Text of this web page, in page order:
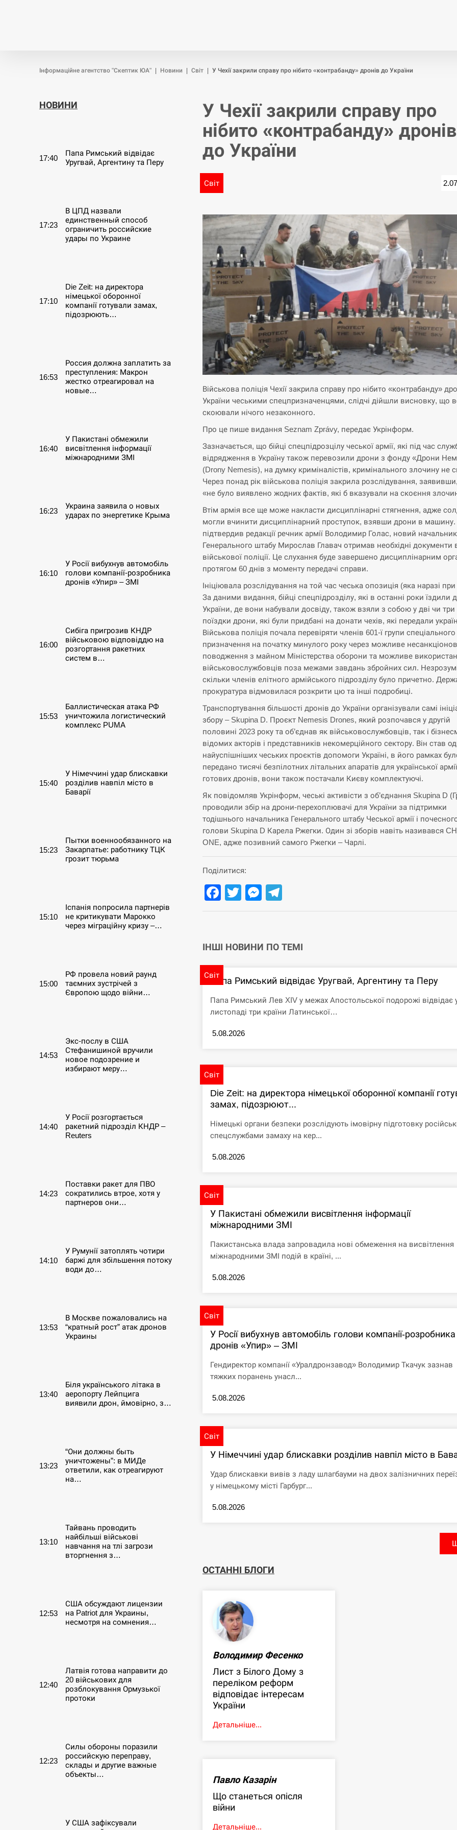
Інформаційне агентство "Скептик ЮА" Новини Світ У Чехії закрили справу про нібито «контрабанду» дронів до України
НОВИНИ
17:40
Папа Римський відвідає
Уругвай, Аргентину та Перу
17:23
В ЦПД назвали
единственный способ
ограничить российские
удары по Украине
17:10
Die Zeit: на директора
німецької оборонної
компанії готували замах,
підозрюють…
16:53
Россия должна заплатить за
преступления: Макрон
жестко отреагировал на
новые…
16:40
У Пакистані обмежили
висвітлення інформації
міжнародними ЗМІ
16:23
Украина заявила о новых
ударах по энергетике Крыма
16:10
У Росії вибухнув автомобіль
голови компанії-розробника
дронів «Упир» – ЗМІ
16:00
Сибіга пригрозив КНДР
військовою відповіддю на
розгортання ракетних
систем в…
15:53
Баллистическая атака РФ
уничтожила логистический
комплекс PUMA
15:40
У Німеччині удар блискавки
розділив навпіл місто в
Баварії
15:23
Пытки военнообязанного на
Закарпатье: работнику ТЦК
грозит тюрьма
15:10
Іспанія попросила партнерів
не критикувати Марокко
через міграційну кризу –…
15:00
РФ провела новий раунд
таємних зустрічей з
Європою щодо війни…
14:53
Экс-послу в США
Стефанишиной вручили
новое подозрение и
избирают меру…
14:40
У Росії розгортається
ракетний підрозділ КНДР –
Reuters
14:23
Поставки ракет для ПВО
сократились втрое, хотя у
партнеров они…
14:10
У Румунії затоплять чотири
баржі для збільшення потоку
води до…
13:53
В Москве пожаловались на
“кратный рост” атак дронов
Украины
13:40
Біля українського літака в
аеропорту Лейпцига
виявили дрон, ймовірно, з…
13:23
“Они должны быть
уничтожены”: в МИДе
ответили, как отреагируют
на…
13:10
Тайвань проводить
найбільші військові
навчання на тлі загрози
вторгнення з…
12:53
США обсуждают лицензии
на Patriot для Украины,
несмотря на сомнения…
12:40
Латвія готова направити до
20 військових для
розблокування Ормузької
протоки
12:23
Силы обороны поразили
российскую переправу,
склады и другие важные
объекты…
У США зафіксували
У Чехії закрили справу про
нібито «контрабанду» дронів
до України
Світ
Військова поліція Чехії закрила справу про нібито «контрабанду»
України чеськими спецпризначенцями, слідчі дійшли висновку, що
скоювали нічого незаконного.
Про це пише видання Seznam Zprávy, передає Укрінформ.
Зазначається, що бійці спецпідрозцілу чеської армії, які під час
відрядження в Україну також перевозили дрони з фонду «Дрони
(Drony Nemesis), на думку криміналістів, кримінального злочину не
Через понад рік військова поліція закрила розслідування,
«не було виявлено жодних фактів, які б вказували на скоєння
Втім армія все ще може накласти дисциплінарні стягнення, адже
могли вчинити дисциплінарний проступок, взявши дрони в
підтвердив редакції речник армії Володимир Голас, новий начальник
Генерального штабу Мирослав Главач отримав необхідні документи
військової поліції. Це слухання буде завершено дисциплінарним
протягом 60 днів з моменту передачі справи.
Ініціювала розслідування на той час чеська опозиція (яка наразі при
За даними видання, бійці спецпідрозділу, які в останні роки їздили
України, де вони набували досвіду, також взяли з собою у дві чи три
поїздки дрони, які були придбані на донати чехів, які передали
Військова поліція почала перевіряти членів 601-ї групи спеціального
призначення на початку минулого року через можливе
поводження з майном Міністерства оборони та можливе
військовослужбовців поза межами завдань збройних сил.
скільки членів елітного армійського підрозділу було причетно.
прокуратура відмовилася розкрити цю та інші подробиці.
Транспортування більшості дронів до України організували самі
збору – Skupina D. Проєкт Nemesis Drones, який розпочався у другій
половині 2023 року та об’єднав як військовослужбовців, так і
відомих акторів і представників некомерційного сектору. Він став
найуспішніших чеських проєктів допомоги Україні, в його рамках
передано тисячі безпілотних літальних апаратів для української
готових дронів, вони також постачали Києву комплектуючі.
Як повідомляв Укрінформ, чеські активісти з об’єднання Skupina D
проводили збір на дрони-перехоплювачі для України за підтримки
тодішнього начальника Генерального штабу Чеської армії і
голови Skupina D Карела Ржегки. Один зі зборів навіть називався
ONE, адже позивний самого Ржегки – Чарлі.
Поділитися:
Facebook
TwitterMessenger
ІНШІ НОВИНИ ПО ТЕМІ
Світ
Папа Римський відвідає Уругвай, Аргентину та Перу
Папа Римський Лев XIV у межах Апостольської подорожі відвідає
листопаді три країни Латинської…
5.08.2026
Світ
Die Zeit: на директора німецької оборонної компанії
замах, підозрюют...
Німецькі органи безпеки розслідують імовірну підготовку
спецслужбами замаху на кер...
5.08.2026
Світ
У Пакистані обмежили висвітлення інформації
міжнародними ЗМІ
Пакистанська влада запровадила нові обмеження на висвітлення
міжнародними ЗМІ подій в країні, ...
5.08.2026
Світ
У Росії вибухнув автомобіль голови компанії-розробника
дронів «Упир» – ЗМІ
Гендиректор компанії «Уралдронзавод» Володимир Ткачук зазнав
тяжких поранень унасл...
5.08.2026
Світ
У Німеччині удар блискавки розділив навпіл місто в
Удар блискавки вивів з ладу шлагбауми на двох залізничних
у німецькому місті Гарбург...
5.08.2026
ОСТАННІ БЛОГИ
Володимир Фесенко
Лист з Білого Дому з
переліком реформ
відповідає інтересам
України
Детальніше...
Павло Казарін
Що станеться опісля
війни
Детальніше...